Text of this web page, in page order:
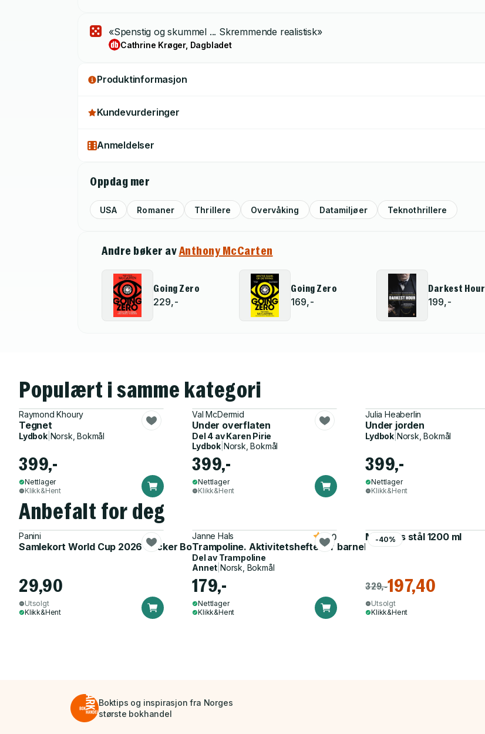
«Spenstig og skummel ... Skremmende realistisk»
Cathrine Krøger, Dagbladet
Produktinformasjon
Kundevurderinger
Anmeldelser
Oppdag mer
USA Romaner Thrillere Overvåking Datamiljøer Teknothrillere
Andre bøker avAnthony McCarten
Going Zero
229,-
Going Zero
169,-
Darkest Hour
199,-
Populært i samme kategori
Raymond Khoury
Tegnet
Lydbok| Norsk, Bokmål
399,-
Nettlager
Klikk&Hent
Val McDermid
Under overflaten
Del 4 avKaren Pirie
Lydbok| Norsk, Bokmål
399,-
Nettlager
Klikk&Hent
Julia Heaberlin
Under jorden
Lydbok Norsk, Bokmål
399,-
Nettlager
Klikk&Hent
Anbefalt for deg
Panini
Samlekort World Cup 2026 Sticker Booster
29,90
Utsolgt
Klikk&Hent
Janne Hals
Trampoline. Aktivitetshefte for barnehagen
5.0
Del av Trampoline
Annet Norsk, Bokmål
179,-
Nettlager
Klikk&Hent
-40%
Matboks stål 1200 ml
329,-197,40
Utsolgt
Klikk&Hent
Boktips og inspirasjon fra Norges
største bokhandel